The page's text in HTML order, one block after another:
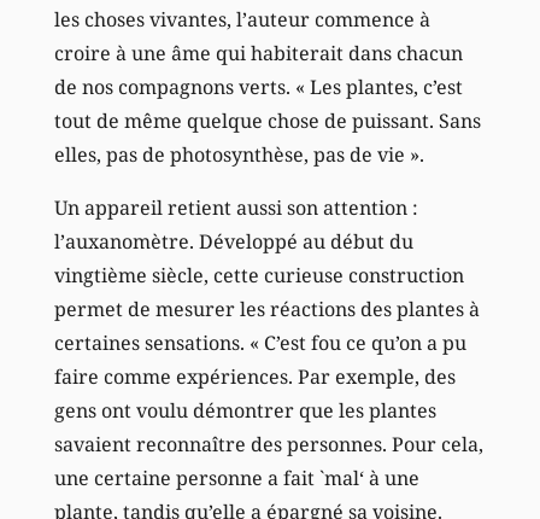
les choses vivantes, l’auteur commence à
croire à une âme qui habiterait dans chacun
de nos compagnons verts. « Les plantes, c’est
tout de même quelque chose de puissant. Sans
elles, pas de photosynthèse, pas de vie ».
Un appareil retient aussi son attention :
l’auxanomètre. Développé au début du
vingtième siècle, cette curieuse construction
permet de mesurer les réactions des plantes à
certaines sensations. « C’est fou ce qu’on a pu
faire comme expériences. Par exemple, des
gens ont voulu démontrer que les plantes
savaient reconnaître des personnes. Pour cela,
une certaine personne a fait `mal‘ à une
plante, tandis qu’elle a épargné sa voisine.